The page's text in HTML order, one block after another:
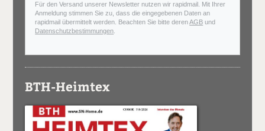
Für den Versand unserer Newsletter nutzen wir rapidmail. Mit Ihrer
Anmeldung stimmen Sie zu, dass die eingegebenen Daten an
rapidmail übermittelt werden. Beachten Sie bitte derenAGB und
Datenschutzbestimmungen
BTH-Heimtex